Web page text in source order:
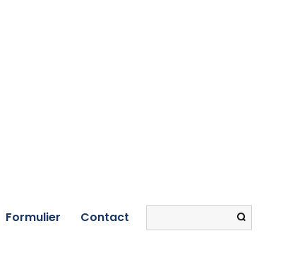
Formulier Contact